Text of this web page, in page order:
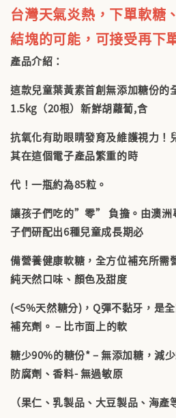
台灣天氣炎熱，下單軟糖
結塊的可能，可接受再下
產品介紹：
這款兒童葉黃素首創無添加糖份的
1.5kg（20根）新鮮胡蘿蔔,含
抗氧化有助眼睛發育及維護視力！
其在這個電子產品繁重的時
代！一瓶約為85粒。
讓孩子們吃的”零” 負擔。由澳洲
子們研配出6種兒童成長期必
備營養健康軟糖，全方位補充所需
純天然口味、顏色及甜度
(<5%天然糖分)，Q彈不黏牙，是
補充劑。 – 比市面上的軟
糖少90%的糖份* – 無添加糖，減
防腐劑、香料- 無過敏原
（果仁、乳製品、大豆製品、海產